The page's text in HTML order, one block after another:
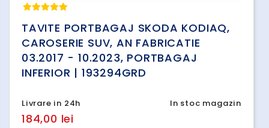
TAVITE PORTBAGAJ SKODA KODIAQ,
CAROSERIE SUV, AN FABRICATIE
03.2017 - 10.2023, PORTBAGAJ
INFERIOR | 193294GRD
Livrare in 24h In stoc magazin
184,00 lei